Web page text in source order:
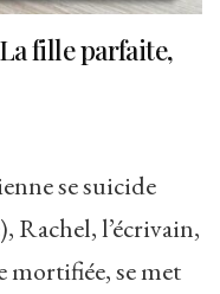
fille parfaite,
se suicide
Rachel, l’écrivain,
mortifiée, se met